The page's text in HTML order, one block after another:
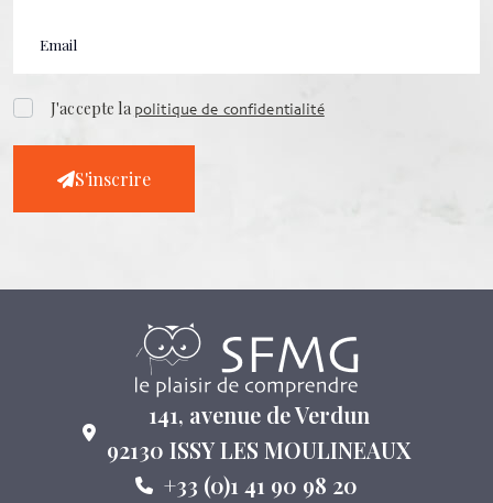
J'accepte lapolitique de confidentialité
S'inscrire
141, avenue de Verdun
92130 ISSY LES MOULINEAUX
+33 (0)1 41 90 98 20